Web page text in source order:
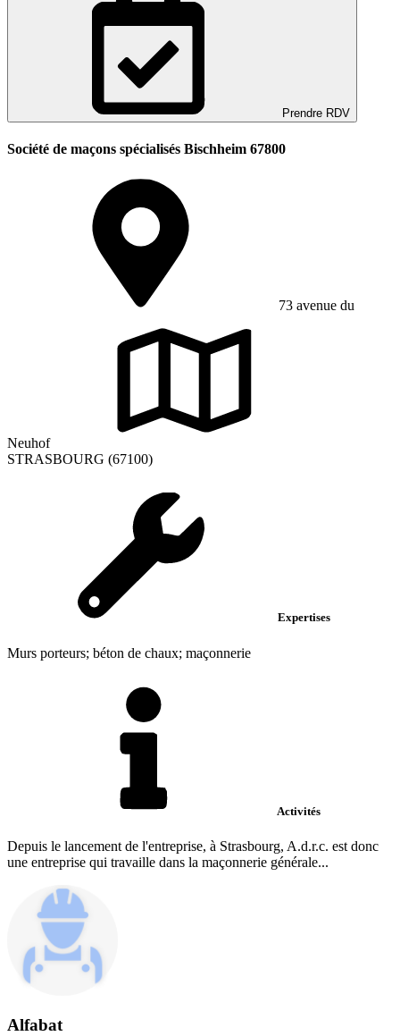
Prendre RDV
Société de maçons spécialisés Bischheim 67800
73 avenue du
Neuhof
STRASBOURG (67100)
Expertises
Murs porteurs; béton de chaux; maçonnerie
Activités
Depuis le lancement de l'entreprise, à Strasbourg, A.d.r.c. est donc
une entreprise qui travaille dans la maçonnerie générale...
Alfabat